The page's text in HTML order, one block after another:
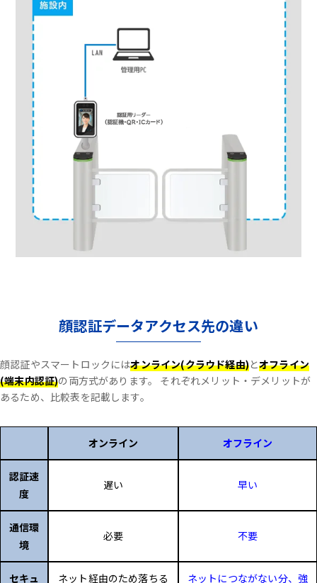
顔認証データアクセス先の違い
顔認証やスマートロックにはオンライン(クラウド経由)とオフライン
(端末内認証)の両方式があります。
それぞれメリット・デメリットが
あるため、比較表を記載します。
オンライン オフライン
認証速
度
遅い 早い
通信環
境
必要 不要
セキュ ネット経由のため落ちる ネットにつながない分、強